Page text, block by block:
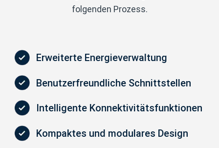
folgenden Prozess.
Erweiterte Energieverwaltung
Benutzerfreundliche Schnittstellen
Intelligente Konnektivitätsfunktionen
Kompaktes und modulares Design